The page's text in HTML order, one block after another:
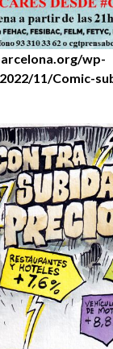
wp-
11/Comic-